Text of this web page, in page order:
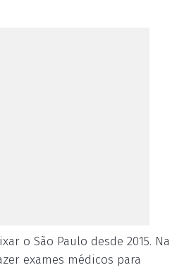
o São Paulo desde 2015. Na
exames médicos para